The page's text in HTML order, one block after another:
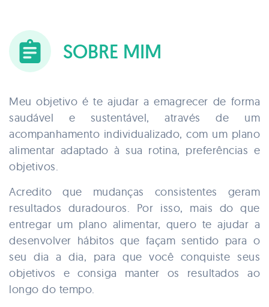
SOBRE MIM
Meu objetivo é te ajudar a emagrecer de forma
saudável e sustentável, através de um
acompanhamento individualizado, com um plano
alimentar adaptado à sua rotina, preferências e
objetivos.
Acredito que mudanças consistentes geram
resultados duradouros. Por isso, mais do que
entregar um plano alimentar, quero te ajudar a
desenvolver hábitos que façam sentido para o
seu dia a dia, para que você conquiste seus
objetivos e consiga manter os resultados ao
longo do tempo.